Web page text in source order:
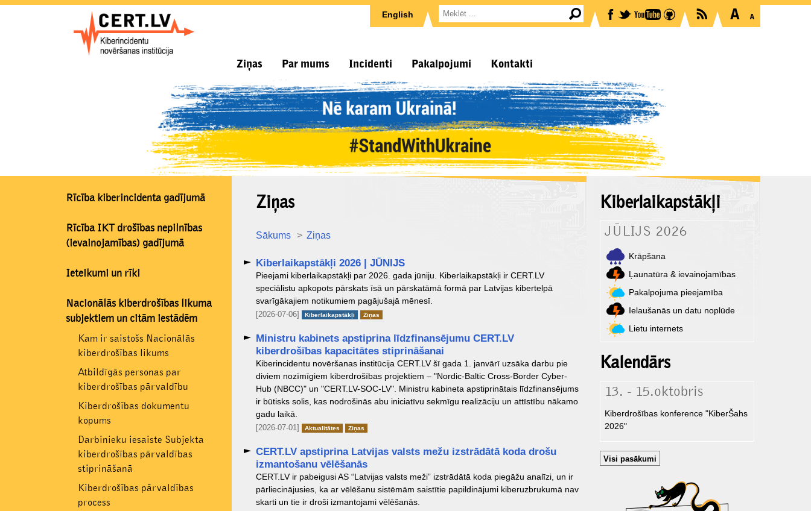
English
Ziņas Par mums Incidenti Pakalpojumi Kontakti
Rīcība kiberincidenta gadījumā
Rīcība IKT drošības nepilnības
(ievainojamības) gadījumā
Ieteikumi un rīki
Nacionālās kiberdrošības likuma
subjektiem un citām iestādēm
Kam ir saistošs Nacionālās
kiberdrošības likums
Atbildīgās personas par
kiberdrošības pārvaldību
Kiberdrošības dokumentu
kopums
Darbinieku iesaiste Subjekta
kiberdrošības pārvaldības
stiprināšanā
Kiberdrošības pārvaldības
process
Ziņas
Sākums Ziņas
Kiberlaikapstākļi 2026 | JŪNIJS
Pieejami kiberlaikapstākļi par 2026. gada jūniju. Kiberlaikapstākļi ir CERT.LV
speciālistu apkopots pārskats īsā un pārskatāmā formā par Latvijas kibertelpā
svarīgākajiem notikumiem pagājušajā mēnesī.
[2026-07-06] Kiberlaikapstākļi Ziņas
Ministru kabinets apstiprina līdzfinansējumu CERT.LV
kiberdrošības kapacitātes stiprināšanai
Kiberincidentu novēršanas institūcija CERT.LV šī gada 1. janvārī uzsāka darbu pie
diviem nozīmīgiem kiberdrošības projektiem – "Nordic-Baltic Cross-Border Cyber-
Hub (NBCC)" un "CERT.LV-SOC-LV". Ministru kabineta apstiprinātais līdzfinansējums
ir būtisks solis, kas nodrošinās abu iniciatīvu sekmīgu realizāciju un attīstību nākamo
gadu laikā.
[2026-07-01] Aktualitātes Ziņas
CERT.LV apstiprina Latvijas valsts mežu izstrādātā koda drošu
izmantošanu vēlēšanās
CERT.LV ir pabeigusi AS “Latvijas valsts meži” izstrādātā koda piegāžu analīzi, un ir
pārliecinājusies, ka ar vēlēšanu sistēmām saistītie papildinājumi kiberuzbrukumā nav
skarti un tie ir droši izmantojami vēlēšanās.
Kiberlaikapstākļi
JŪLIJS 2026
Krāpšana
Ļaunatūra & ievainojamības
Pakalpojuma pieejamība
Ielaušanās un datu noplūde
Lietu internets
Kalendārs
13. - 15.oktobris
Kiberdrošības konference "KiberŠahs
2026"
Visi pasākumi